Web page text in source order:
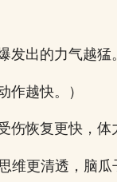
发出的力气越猛
作越快。）
伤恢复更快，体
维更清透，脑